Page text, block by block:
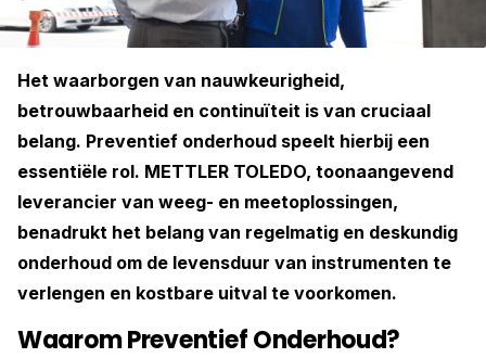
Het waarborgen van nauwkeurigheid,
betrouwbaarheid en continuïteit is van cruciaal
belang. Preventief onderhoud speelt hierbij een
essentiële rol. METTLER TOLEDO, toonaangevend
leverancier van weeg- en meetoplossingen,
benadrukt het belang van regelmatig en deskundig
onderhoud om de levensduur van instrumenten te
verlengen en kostbare uitval te voorkomen.
Waarom Preventief Onderhoud?